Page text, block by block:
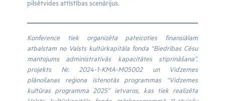
pilsētvides attīstības scenārijus.
Konference tiek organizēta pateicoties finansiālam
atbalstam no Valsts kultūrkapitāla fonda “Biedrības Cēsu
mantojums administratīvās kapacitātes stiprināšana”,
projekts Nr. 2024-1-KMA-M05002 un Vidzemes
plānošanas reģiona īstenotās programmas “Vidzemes
kultūras programma 2025” ietvaros, kas tiek realizēta